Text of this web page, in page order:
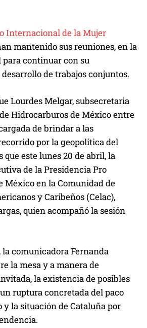
Internacional de la Mujer
mantenido sus reuniones, en la
continuar con su
de trabajos conjuntos.
Lourdes Melgar, subsecretaria
Hidrocarburos de México entre
de brindar a las
por la geopolítica del
este lunes 20 de abril, la
de la Presidencia Pro
México en la Comunidad de
y Caribeños (Celac),
quien acompañó la sesión
comunicadora Fernanda
la mesa y a manera de
la existencia de posibles
ruptura concretada del paco
la situación de Cataluña por